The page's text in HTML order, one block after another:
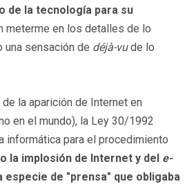
de la tecnología para su
meterme en los detalles de lo
una sensación de déjà-vude lo
la aparición de Internet en
en el mundo), la Ley 30/1992
informática para el procedimiento
la implosión de Internet y del e-
especie de "prensa" que obligaba